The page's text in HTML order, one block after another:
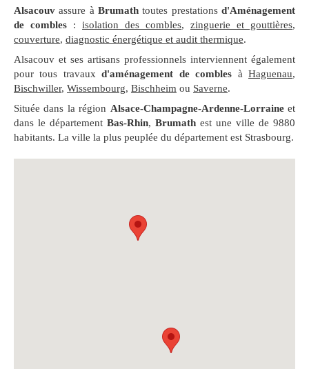
Alsacouv assure à Brumath toutes prestationsd'Aménagement
de combles : isolation des combles, zinguerie et gouttières,
couverture, diagnostic énergétique et audit thermique.
Alsacouv et ses artisans professionnels interviennent également
pour tous travauxd'aménagement de combles àHaguenau,
Bischwiller, Wissembourg, Bischheim ou Saverne.
Située dans la région Alsace-Champagne-Ardenne-Lorraineet
dans le département Bas-Rhin, Brumath est une ville de 9880
habitants. La ville la plus peuplée du département est Strasbourg.